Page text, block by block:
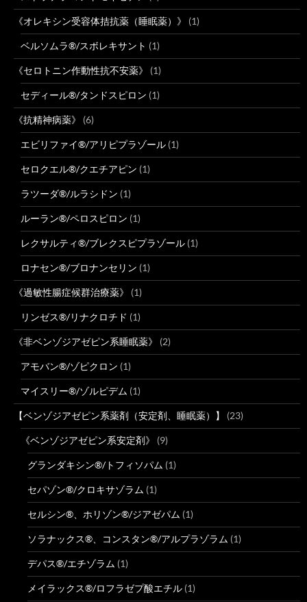
《オレキシン受容体拮抗薬（睡眠薬）》 (1)
ベルソムラ®/スボレキサント (1)
《セロトニン作動性抗不安薬》 (1)
セディール®/タンドスピロン (1)
《抗精神病薬》 (6)
エビリファイ®/アリピプラゾール (1)
セロクエル®/クエチアピン (1)
ラツーダ®/ルラシドン (1)
ルーラン®/ペロスピロン (1)
レクサルティ®/ブレクスピプラゾール (1)
ロナセン®/ブロナンセリン (1)
《過敏性腸症候群治療薬》 (1)
リンゼス®/リナクロチド (1)
《非ベンゾジアゼピン系睡眠薬》 (2)
アモバン®/ゾピクロン (1)
マイスリー®/ゾルピデム (1)
【ベンゾジアゼピン系薬剤（安定剤、睡眠薬）】 (23)
《ベンゾジアゼピン系安定剤》 (9)
グランダキシン®/トフィソパム (1)
セパゾン®/クロキサゾラム (1)
セルシン®、ホリゾン®/ジアゼパム (1)
ソラナックス®、コンスタン®/アルプラゾラム (1)
デパス®/エチゾラム (1)
メイラックス®/ロフラゼプ酸エチル (1)